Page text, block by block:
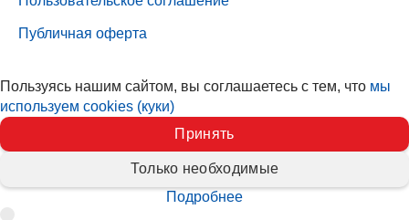
Публичная оферта
Пользуясь нашим сайтом, вы соглашаетесь с тем, что мы
используем cookies (куки)
Принять
Только необходимые
Подробнее